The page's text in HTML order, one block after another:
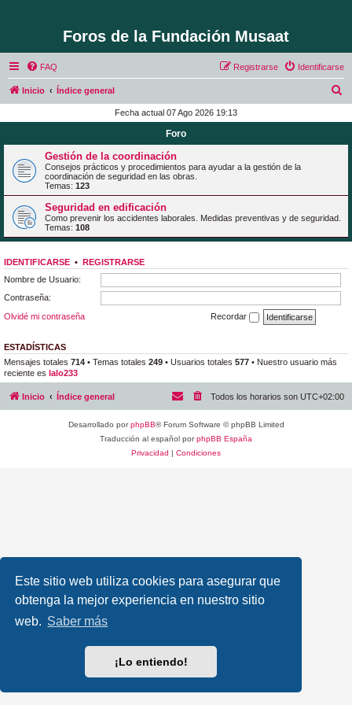
Este sitio web utiliza cookies para asegurar que
obtenga la mejor experiencia en nuestro sitio
web. Saber más
¡Lo entiendo!
Foros de la Fundación Musaat
FAQ Identificarse
Registrarse
Inicio Índice general
c
Fecha actual 07 Ago 2026 19:13
Foro
Gestión de la coordinación
Consejos prácticos y procedimientos para ayudar a la gestión de la
coordinación de seguridad en las obras.
Temas: 123
Seguridad en edificación
Como prevenir los accidentes laborales. Medidas preventivas y de seguridad.
Temas: 108
IDENTIFICARSE • REGISTRARSE
Nombre de Usuario:
Contraseña:
Olvidé mi contraseña
Recordar
ESTADÍSTICAS
Mensajes totales 714 • Temas totales 249 • Usuarios totales 577 • Nuestro usuario más
reciente es lalo233
Inicio Índice general Todos los horarios son UTC+02:00
Desarrollado porphpBB® Forum Software © phpBB Limited
Traducción al español porphpBB España
Privacidad | Condiciones